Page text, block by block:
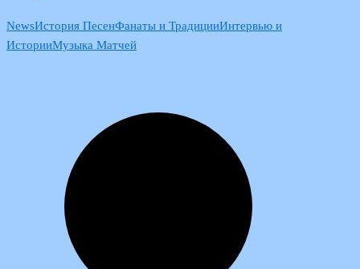
NewsИстория ПесенФанаты и ТрадицииИнтервью и
ИсторииМузыка Матчей